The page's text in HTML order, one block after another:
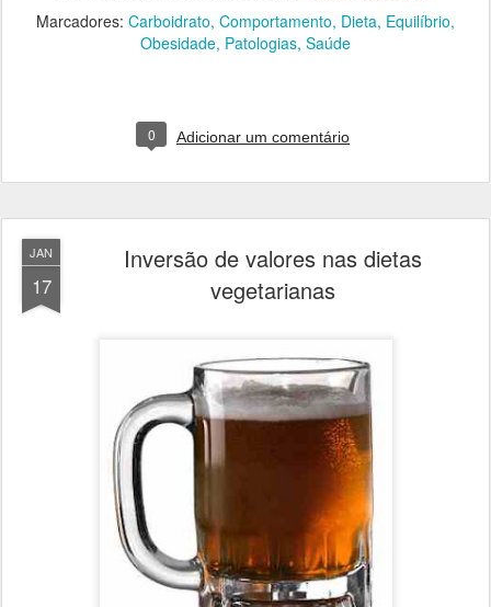
Marcadores: Carboidrato Comportamento Dieta Equilíbrio
Obesidade Patologias Saúde
0 Adicionar um comentário
JAN
17
Inversão de valores nas dietas
vegetarianas